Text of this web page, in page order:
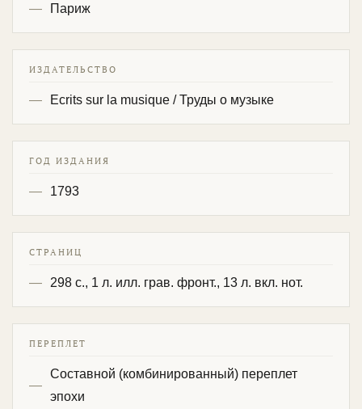
Париж
ИЗДАТЕЛЬСТВО
Ecrits sur la musique / Труды о музыке
ГОД ИЗДАНИЯ
1793
СТРАНИЦ
298 с., 1 л. илл. грав. фронт., 13 л. вкл. нот.
ПЕРЕПЛЕТ
Составной (комбинированный) переплет
эпохи